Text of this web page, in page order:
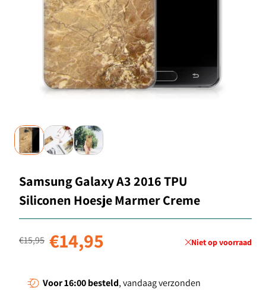
Samsung Galaxy A3 2016 TPU
Siliconen Hoesje Marmer Creme
Normale prijs
€15,95
Aanbiedingsprijs
€14,95 Niet op voorraad
Voor 16:00besteld, vandaag verzonden